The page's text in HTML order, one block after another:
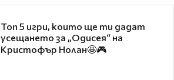
Топ 5 игри, които ще ти дадат
усещането за „Одисея“ на
Кристофър Нолан🤩🎮